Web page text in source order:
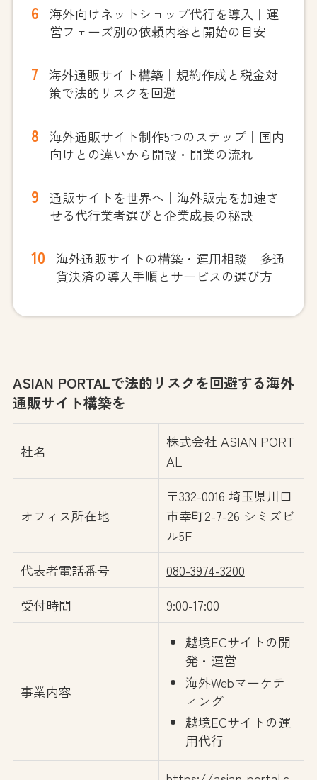
海外向けネットショップ代行を導入｜運
営フェーズ別の依頼内容と開始の目安
海外通販サイト構築｜規約作成と税金対
策で法的リスクを回避
海外通販サイト制作5つのステップ｜国内
向けとの違いから開設・開業の流れ
通販サイトを世界へ｜海外販売を加速さ
せる代行業者選びと企業成長の秘訣
海外通販サイトの構築・運用相談｜多通
貨決済の導入手順とサービスの選び方
ASIAN PORTALで法的リスクを回避する海外
通販サイト構築を
社名
株式会社 ASIAN PORT
AL
オフィス所在地
〒332-0016 埼玉県川口
市幸町2-7-26 シミズビ
ル5F
代表者電話番号
080-3974-3200
受付時間
9:00-17:00
事業内容
越境ECサイトの開
発・運営
海外Webマーケテ
ィング
越境ECサイトの運
用代行